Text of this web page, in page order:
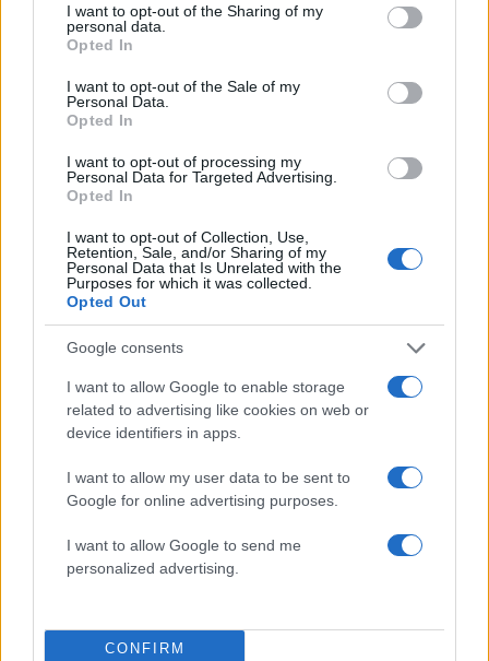
not limited to your visit or usage behaviour. You may click to
grant or deny consent to Google and its third-party tags to
use your data for below specified purposes in below Google
consent section.
I want to opt-out of the Sharing of my
personal data.
Opted In
I want to opt-out of the Sale of my
Personal Data.
Opted In
I want to opt-out of processing my
Personal Data for Targeted Advertising.
Opted In
I want to opt-out of Collection, Use,
Retention, Sale, and/or Sharing of my
Personal Data that Is Unrelated with the
Purposes for which it was collected.
Opted Out
Google consents
I want to allow Google to enable storage
related to advertising like cookies on web or
device identifiers in apps.
I want to allow my user data to be sent to
Google for online advertising purposes.
I want to allow Google to send me
personalized advertising.
CONFIRM
αναληθείς και δυσφημιστικοί οι ισχυρισμοί»
Η Άννα Βίσση ξετρελάθηκε με μπάντα που
πρότεινε συνεργασία
Πιο σχολιασμένα
Marfin: Η 46χρονη πήρε προθεσμία για
να απολογηθεί την Τρίτη – «Είναι αθώα,
συμμετείχε στη διαδήλωση όπως και
100.000 άτομα»
Βγήκαν ξανά τα μαχαίρια στην Ελπίδα
για τη Δημοκρατία: «Καρυστιανού,
Γρατσία και Γαλανός μετέτρεψαν το
κίνημα σε φοβικό αρχηγικό κόμμα»
Μεταφορές χρημάτων: Πότε μπορεί να
θεωρηθούν δωρεές και να επιβληθεί
φόρος – Τι ισχυεί για τις γονικές παροχές
Απίστευτο κι όμως αληθινό -
Aναστέλλονται τα τακτικά ραντεβού του
αγγειοχειρουργού του νοσοκομείου
γιατρού
Σούπερ μάρκετ: Νέες μειώσεις τιμών –